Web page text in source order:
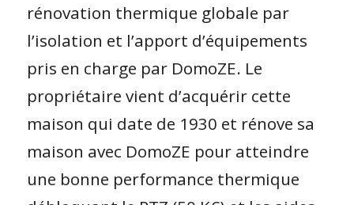
rénovation thermique globale par
l’isolation et l’apport d’équipements
pris en charge par DomoZE. Le
propriétaire vient d’acquérir cette
maison qui date de 1930 et rénove sa
maison avec DomoZE pour atteindre
une bonne performance thermique